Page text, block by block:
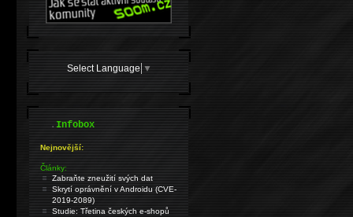
Select Language ▼
.Infobox
Nejnovější:
Články:
Zabraňte zneužití svých dat
Skrytí oprávnění v Androidu (CVE-
2019-2089)
Studie: Třetina českých e-shopů